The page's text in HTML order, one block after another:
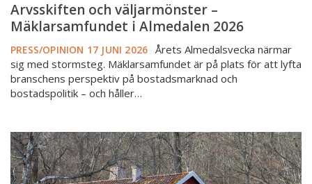
Arvsskiften och väljarmönster –
Mäklarsamfundet i Almedalen 2026
PRESS/OPINION 17 JUNI 2026 Årets Almedalsvecka närmar
sig med stormsteg. Mäklarsamfundet är på plats för att lyfta
branschens perspektiv på bostadsmarknad och
bostadspolitik – och håller…
Utredare
föreslår
ekonomiskt